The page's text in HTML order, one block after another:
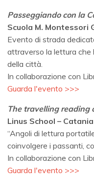
Passeggiando con la
Scuola M. Montessori
Evento di strada
attraverso la lettura che
della città.
In collaborazione con
Guarda l'evento >>>
The travelling reading
Linus School – Catania
“Angoli di lettura
coinvolgere i passanti,
In collaborazione con
Guarda l'evento >>>